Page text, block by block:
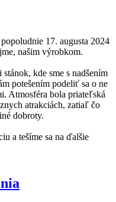
17. augusta 2024
našim výrobkom.
kde sme s nadšením
potešením podeliť sa o ne
Atmosféra bola priateľská
atrakciách, zatiaľ čo
dobroty.
a tešíme sa na ďalšie